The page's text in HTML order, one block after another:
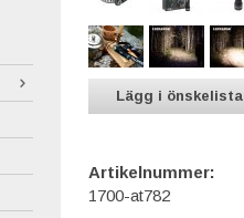
Lägg i önskelista
Artikelnummer:
1700-at782